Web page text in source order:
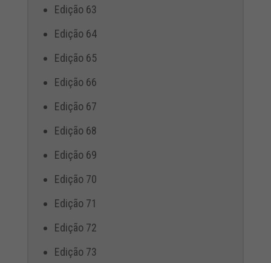
Edição 63
Edição 64
Edição 65
Edição 66
Edição 67
Edição 68
Edição 69
Edição 70
Edição 71
Edição 72
Edição 73